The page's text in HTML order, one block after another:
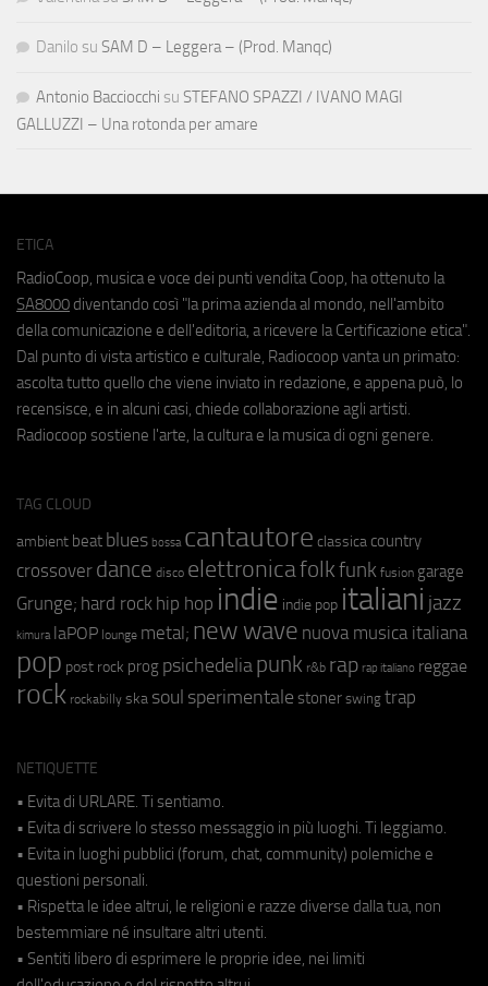
Danilo su SAM D – Leggera – (Prod. Manqc)
Antonio Bacciocchi su STEFANO SPAZZI / IVANO MAGI
GALLUZZI – Una rotonda per amare
ETICA
RadioCoop, musica e voce dei punti vendita Coop, ha ottenuto la
SA8000 diventando così "la prima azienda al mondo, nell'ambito
della comunicazione e dell'editoria, a ricevere la Certificazione etica".
Dal punto di vista artistico e culturale, Radiocoop vanta un primato:
ascolta tutto quello che viene inviato in redazione, e appena può, lo
recensisce, e in alcuni casi, chiede collaborazione agli artisti.
Radiocoop sostiene l'arte, la cultura e la musica di ogni genere.
TAG CLOUD
ambient beat blues bossa cantautore classica country
crossover dance disco elettronicafolkfunk fusion garage
Grunge; hard rock hip hop indie indie pop italiani jazz
kimura laPOP lounge metal; new wave nuova musica italiana
pop post rock prog psichedeliapunk r&b rap rap italiano reggae
rock rockabilly ska soul sperimentale stoner swing trap
NETIQUETTE
• Evita di URLARE. Ti sentiamo.
• Evita di scrivere lo stesso messaggio in più luoghi. Ti leggiamo.
• Evita in luoghi pubblici (forum, chat, community) polemiche e
questioni personali.
• Rispetta le idee altrui, le religioni e razze diverse dalla tua, non
bestemmiare né insultare altri utenti.
• Sentiti libero di esprimere le proprie idee, nei limiti